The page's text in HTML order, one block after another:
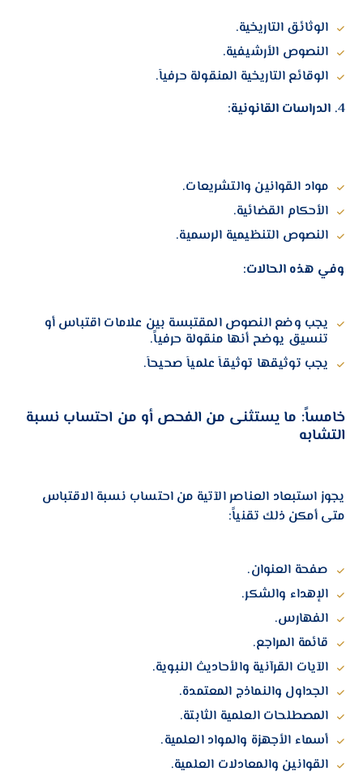
الوثائق التاريخية.
النصوص الأرشيفية.
الوقائع التاريخية المنقولة حرفياً.
4. الدراسات القانونية:
مواد القوانين والتشريعات.
الأحكام القضائية.
النصوص التنظيمية الرسمية.
وفي هذه الحالات:
يجب وضع النصوص المقتبسة بين علامات اقتباس أو
تنسيق يوضح أنها منقولة حرفياً.
يجب توثيقها توثيقاً علمياً صحيحاً.
خامساً: ما يستثنى من الفحص أو من احتساب نسبة
التشابه
يجوز استبعاد العناصر الآتية من احتساب نسبة الاقتباس
متى أمكن ذلك تقنياً:
صفحة العنوان.
الإهداء والشكر.
الفهارس.
قائمة المراجع.
الآيات القرآنية والأحاديث النبوية.
الجداول والنماذج المعتمدة.
المصطلحات العلمية الثابتة.
أسماء الأجهزة والمواد العلمية.
القوانين والمعادلات العلمية.